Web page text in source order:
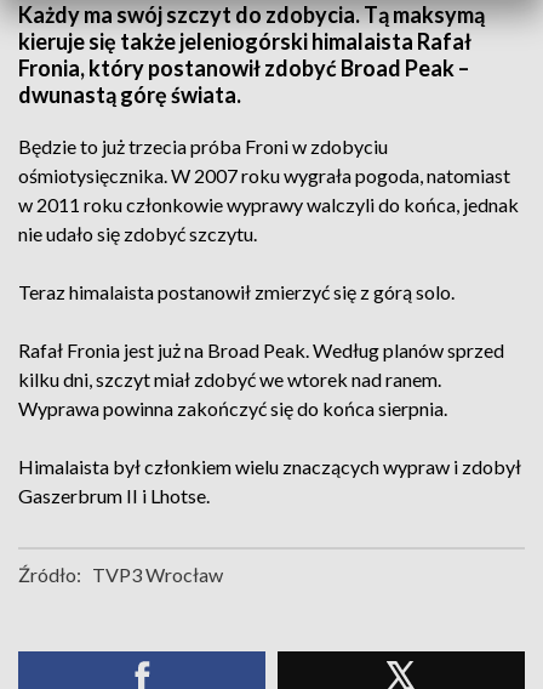
Każdy ma swój szczyt do zdobycia. Tą maksymą
kieruje się także jeleniogórski himalaista Rafał
Fronia, który postanowił zdobyć Broad Peak –
dwunastą górę świata.
Będzie to już trzecia próba Froni w zdobyciu
ośmiotysięcznika. W 2007 roku wygrała pogoda, natomiast
w 2011 roku członkowie wyprawy walczyli do końca, jednak
nie udało się zdobyć szczytu.
Teraz himalaista postanowił zmierzyć się z górą solo.
Rafał Fronia jest już na Broad Peak. Według planów sprzed
kilku dni, szczyt miał zdobyć we wtorek nad ranem.
Wyprawa powinna zakończyć się do końca sierpnia.
Himalaista był członkiem wielu znaczących wypraw i zdobył
Gaszerbrum II i Lhotse.
Źródło: TVP3 Wrocław